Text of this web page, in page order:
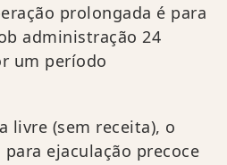
prolongada é para
administração 24
um período
livre (sem receita), o
ejaculação precoce